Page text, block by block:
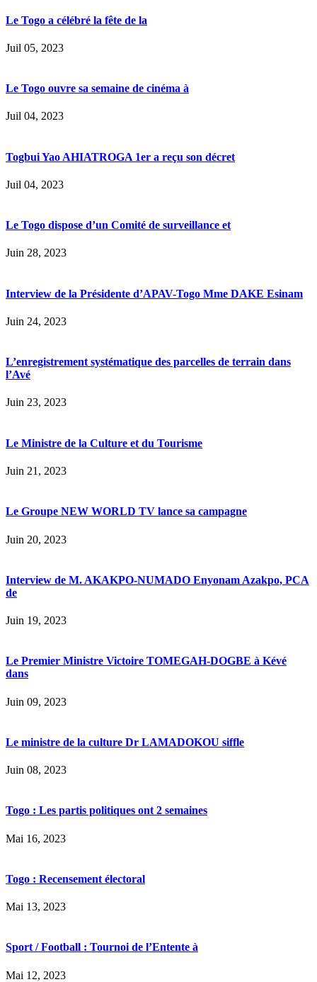
Le Togo a célébré la fête de la
Juil 05, 2023
Le Togo ouvre sa semaine de cinéma à
Juil 04, 2023
Togbui Yao AHIATROGA 1er a reçu son décret
Juil 04, 2023
Le Togo dispose d’un Comité de surveillance et
Juin 28, 2023
Interview de la Présidente d’APAV-Togo Mme DAKE Esinam
Juin 24, 2023
L’enregistrement systématique des parcelles de terrain dans
l’Avé
Juin 23, 2023
Le Ministre de la Culture et du Tourisme
Juin 21, 2023
Le Groupe NEW WORLD TV lance sa campagne
Juin 20, 2023
Interview de M. AKAKPO-NUMADO Enyonam Azakpo, PCA
de
Juin 19, 2023
Le Premier Ministre Victoire TOMEGAH-DOGBE à Kévé
dans
Juin 09, 2023
Le ministre de la culture Dr LAMADOKOU siffle
Juin 08, 2023
Togo : Les partis politiques ont 2 semaines
Mai 16, 2023
Togo : Recensement électoral
Mai 13, 2023
Sport / Football : Tournoi de l’Entente à
Mai 12, 2023